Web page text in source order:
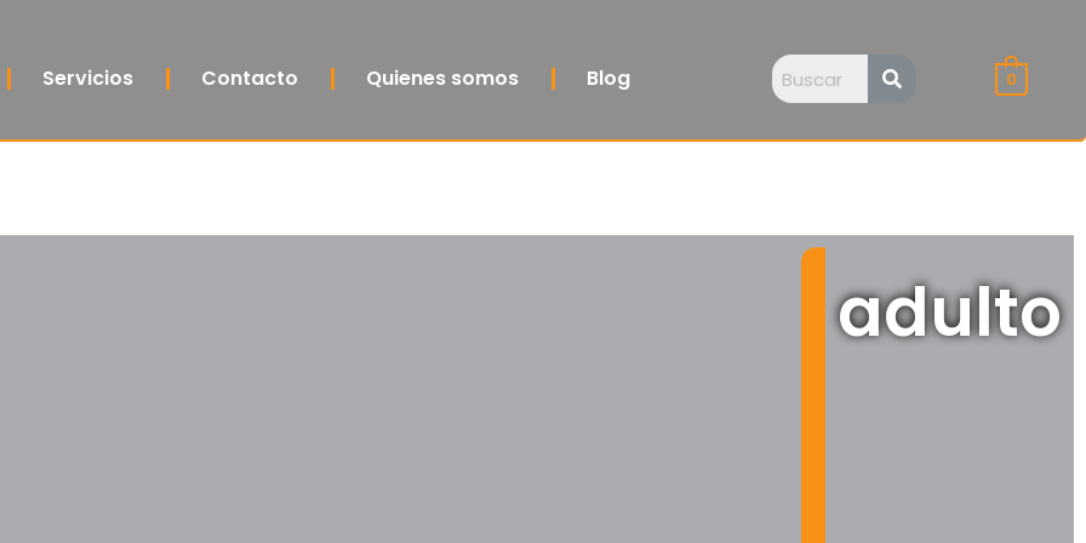
Servicios Contacto Quienes somos Blog 0
adulto